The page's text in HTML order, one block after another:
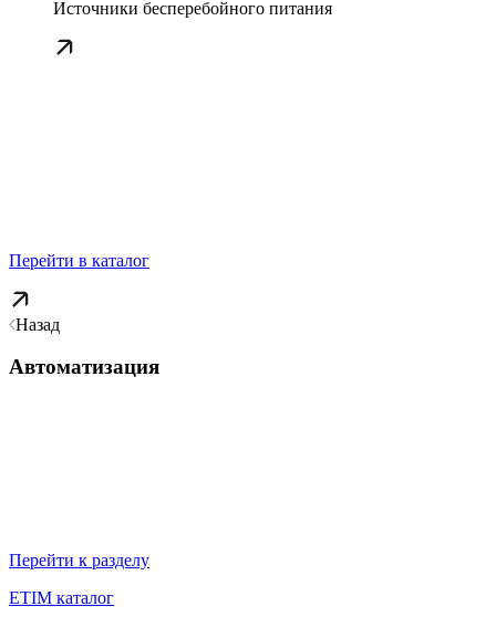
Источники бесперебойного питания
Перейти в каталог
Назад
Автоматизация
Перейти к разделу
ETIM каталог